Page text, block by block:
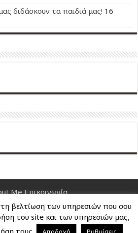
διδάσκουν τα παιδιά μας! 16
Me Επικοινωνία
2026, All Rights Reserved
βελτίωση των υπηρεσιών που σου
του site και των υπηρεσιών μας,